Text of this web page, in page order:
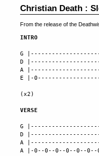
Christian Death :
From the release of the
INTRO
G
D
A
E |-
(x2)
VERSE
G
D
A
A |-0--0--0--0--0--